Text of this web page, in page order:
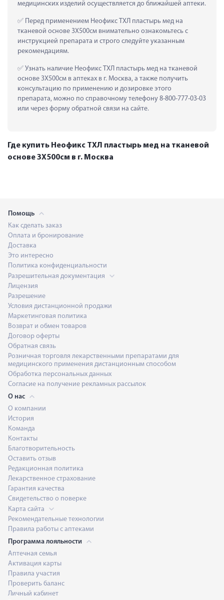
медицинских изделий осуществляется до ближайшей аптеки.
Перед применением Неофикс ТХЛ пластырь мед на
тканевой основе 3Х500см внимательно ознакомьтесь с
инструкцией препарата и строго следуйте указанным
рекомендациям.
Узнать наличие Неофикс ТХЛ пластырь мед на тканевой
основе 3Х500см в аптеках в г. Москва, а также получить
консультацию по применению и дозировке этого
препарата, можно по справочному телефону 8-800-777-03-03
или через форму обратной связи на сайте.
Где купить Неофикс ТХЛ пластырь мед на тканевой
основе 3Х500см в г. Москва
Помощь
Как сделать заказ
Оплата и бронирование
Доставка
Это интересно
Политика конфиденциальности
Разрешительная документация
Лицензия
Разрешение
Условия дистанционной продажи
Маркетинговая политика
Возврат и обмен товаров
Договор оферты
Обратная связь
Розничная торговля лекарственными препаратами для
медицинского применения дистанционным способом
Обработка персональных данных
Согласие на получение рекламных рассылок
О нас
О компании
История
Команда
Контакты
Благотворительность
Оставить отзыв
Редакционная политика
Лекарственное страхование
Гарантия качества
Свидетельство о поверке
Карта сайта
Рекомендательные технологии
Правила работы с аптеками
Программа лояльности
Аптечная семья
Активация карты
Правила участия
Проверить баланс
Личный кабинет